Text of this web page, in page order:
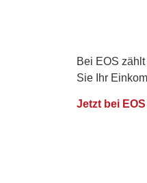
Bei EOS
Sie Ihr
Jetzt bei